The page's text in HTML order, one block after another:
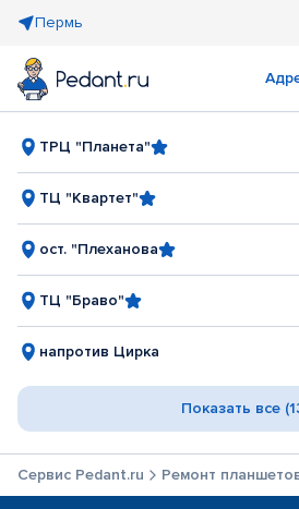
Пермь
ТРЦ "Планета"
ТЦ "Квартет"
ост. "Плеханова
ТЦ "Браво"
напротив Цирка
Показать все
Сервис Pedant.ru Ремонт